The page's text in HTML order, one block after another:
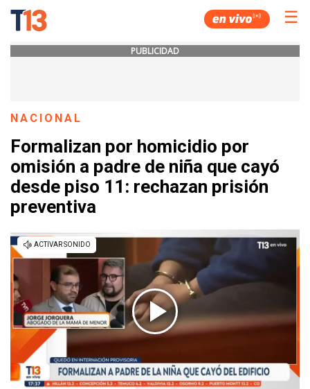
☰
PUBLICIDAD
NACIONAL
Formalizan por homicidio por
omisión a padre de niña que cayó
desde piso 11: rechazan prisión
preventiva